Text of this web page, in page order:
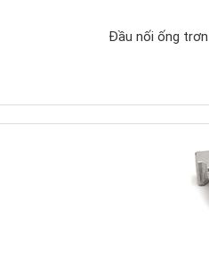
Đầu nối ống